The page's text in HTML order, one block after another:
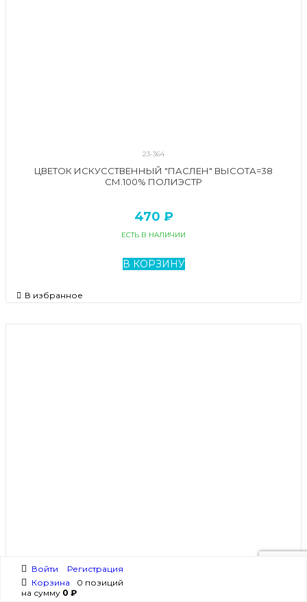
23-364
ЦВЕТОК ИСКУССТВЕННЫЙ "ПАСЛЕН" ВЫСОТА=38
СМ.100% ПОЛИЭСТР
470 ₽
ЕСТЬ В НАЛИЧИИ
В КОРЗИНУ
В избранное
Войти
Регистрация
Корзина
0 позиций
на сумму 0 ₽